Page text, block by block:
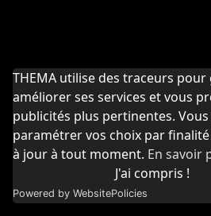
THEMA utilise des traceurs
améliorer ses services et vous
publicités plus pertinentes.
paramétrer vos choix par
à jour à tout moment. En savoir
J'ai compris !
Powered by WebsitePolicies